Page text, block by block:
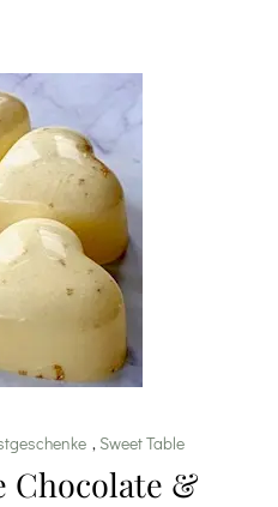
, Sweet Table
Chocolate &